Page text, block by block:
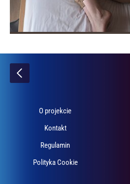
O projekcie
Kontakt
Regulamin
Polityka Cookie